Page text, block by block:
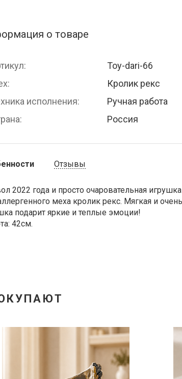
о товаре
Toy-dari-66
Кролик рекс
исполнения
Ручная работа
Россия
Отзывы
2022 года и просто очаровательная
меха кролик рекс. Мягкая и
подарит яркие и теплые эмоции!
42см.